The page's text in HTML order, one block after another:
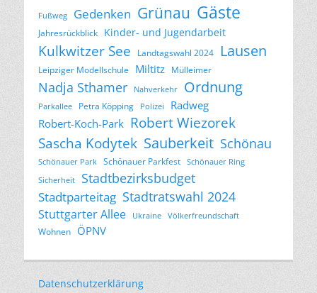
Fußweg Gedenken Grünau Gäste
Jahresrückblick Kinder- und Jugendarbeit
Kulkwitzer See Landtagswahl 2024 Lausen
Leipziger Modellschule Miltitz Mülleimer
Nadja Sthamer Nahverkehr Ordnung
Parkallee Petra Köpping Polizei
Radweg
Robert-Koch-Park Robert Wiezorek
Sascha Kodytek Sauberkeit Schönau
Schönauer Park Schönauer Parkfest
Schönauer Ring
Sicherheit
Stadtbezirksbudget
Stadtparteitag Stadtratswahl 2024
Stuttgarter Allee Ukraine Völkerfreundschaft
Wohnen ÖPNV
Datenschutzerklärung